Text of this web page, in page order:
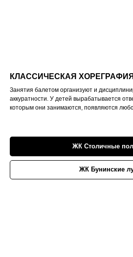
КЛАССИЧЕСКАЯ ХОРЕГРАФИЯ
Занятия балетом организуют и
аккуратности. У детей вырабатывается
которым они занимаются, появляются
ЖК Столичные
ЖК Бунинские